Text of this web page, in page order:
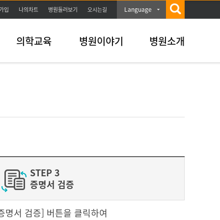
입 나의차트 병원둘러보기 오시는길 Language
의학교육 병원이야기 병원소개
STEP 3
증명서 검증
명서 검증] 버튼을 클릭하여